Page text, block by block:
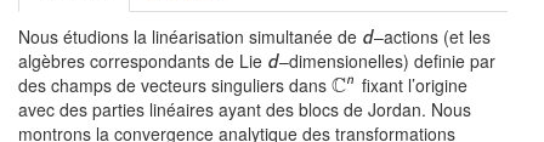
Nous étudions la linéarisation simultanée de d–actions (et les
algèbres correspondants de Lie d–dimensionelles) definie par
des champs de vecteurs singuliers dans Cn fixant l’origine
avec des parties linéaires ayant des blocs de Jordan. Nous
montrons la convergence analytique des transformations